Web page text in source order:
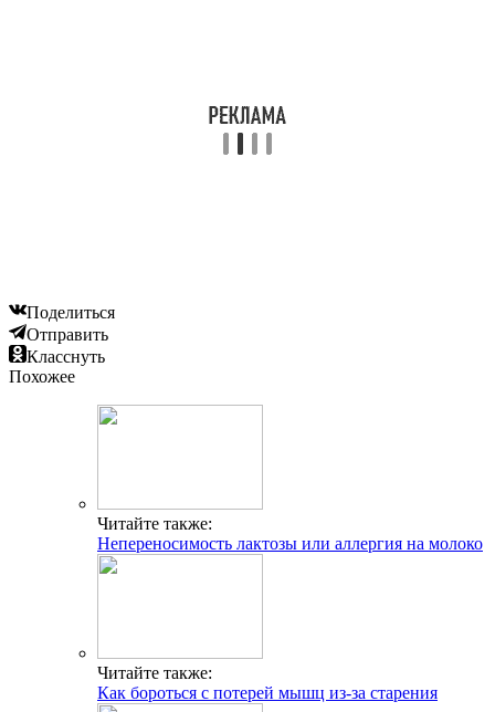
Поделиться
Отправить
Класснуть
Похожее
Читайте также:
Непереносимость лактозы или аллергия на молоко
Читайте также:
Как бороться с потерей мышц из-за старения